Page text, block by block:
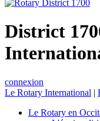
District
connexion
Le Rotary International |
Le Rotary en